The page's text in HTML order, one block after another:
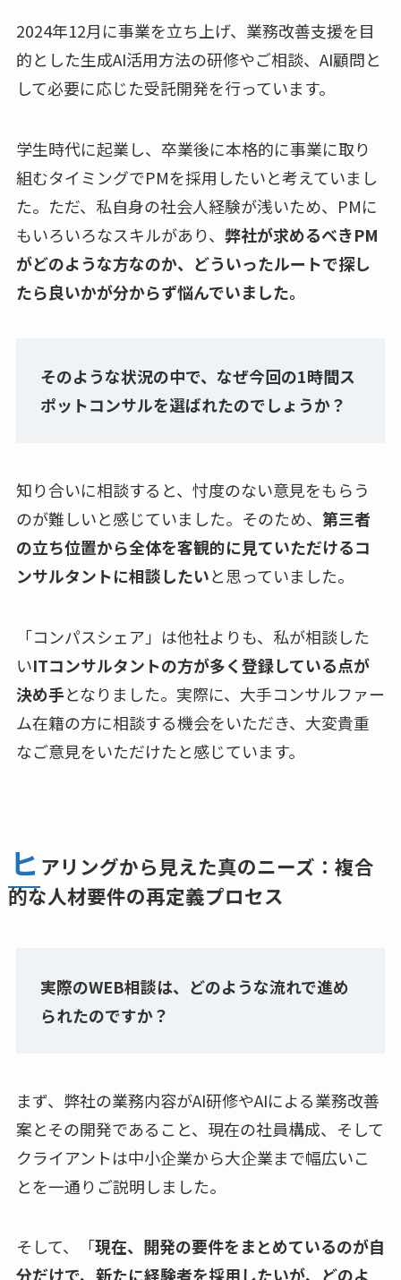
2024年12月に事業を立ち上げ、業務改善支援を目
的とした生成AI活用方法の研修やご相談、AI顧問と
して必要に応じた受託開発を行っています。
学生時代に起業し、卒業後に本格的に事業に取り
組むタイミングでPMを採用したいと考えていまし
た。ただ、私自身の社会人経験が浅いため、PMに
もいろいろなスキルがあり、 弊社が求めるべきPM
がどのような方なのか、どういったルートで探し
たら良いかが分からず悩んでいました。
そのような状況の中で、なぜ今回の1時間ス
ポットコンサルを選ばれたのでしょうか？
知り合いに相談すると、忖度のない意見をもらう
のが難しいと感じていました。そのため、 第三者
の立ち位置から全体を客観的に見ていただけるコ
ンサルタントに相談したいと思っていました。
「コンパスシェア」は他社よりも、私が相談した
いITコンサルタントの方が多く登録している点が
決め手となりました。実際に、大手コンサルファー
ム在籍の方に相談する機会をいただき、大変貴重
なご意見をいただけたと感じています。
ヒ アリングから見えた真のニーズ：複合
的な人材要件の再定義プロセス
実際のWEB相談は、どのような流れで進め
られたのですか？
まず、弊社の業務内容がAI研修やAIによる業務改善
案とその開発であること、現在の社員構成、そして
クライアントは中小企業から大企業まで幅広いこ
とを一通りご説明しました。
そして、「現在、開発の要件をまとめているのが自
分だけで、新たに経験者を採用したいが、どのよ